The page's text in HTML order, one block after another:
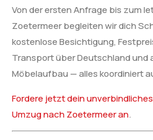
Von der ersten Anfrage bis zum
Zoetermeer begleiten wir dich
kostenlose Besichtigung,
Transport über Deutschland und
Möbelaufbau — alles koordiniert
Fordere jetzt dein
Umzug nach Zoetermeer an.